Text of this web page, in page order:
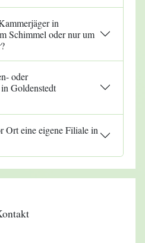
in
Schimmel oder nur um
oder
Goldenstedt
Ort eine eigene Filiale in